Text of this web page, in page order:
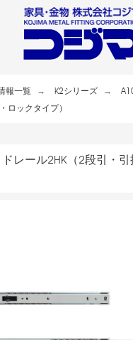
報一覧 K2シリーズ
ロックタイプ）
レール2HK（2段引・